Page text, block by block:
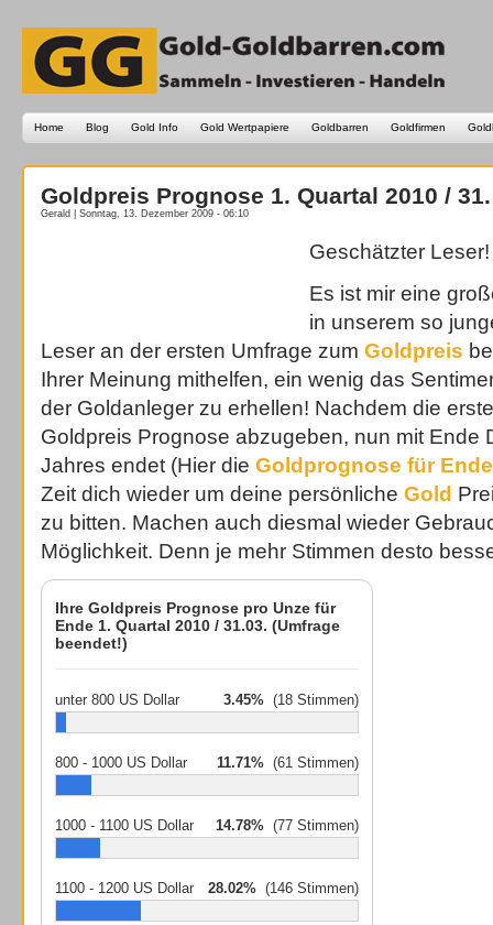
Home Blog Gold Info Gold Wertpapiere Goldbarren Goldfirmen
Goldpreis Prognose 1. Quartal 2010 /
Gerald | Sonntag, 13. Dezember 2009 - 06:10
Geschätzter Leser!
Es ist mir eine
in unserem so
Leser an der ersten Umfrage zum Goldpreis
Ihrer Meinung mithelfen, ein wenig das
der Goldanleger zu erhellen! Nachdem die
Goldpreis Prognose abzugeben, nun mit Ende
Jahres endet (Hier die Goldprognose für
Zeit dich wieder um deine persönliche Gold
zu bitten. Machen auch diesmal wieder
Möglichkeit. Denn je mehr Stimmen desto
Ihre Goldpreis Prognose pro Unze für
Ende 1. Quartal 2010 / 31.03. (Umfrage
beendet!)
unter 800 US Dollar 3.45% (18 Stimmen)
800 - 1000 US Dollar 11.71% (61 Stimmen)
1000 - 1100 US Dollar 14.78% (77 Stimmen)
1100 - 1200 US Dollar 28.02% (146 Stimmen)